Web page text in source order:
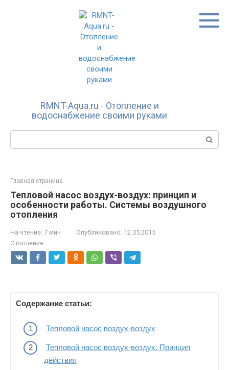
RMNT-Aqua.ru - Отопление и
водоснабжение своими руками
Поиск:
Главная страница
Тепловой насос воздух-воздух: принцип и
особенности работы. Системы воздушного
отопления
На чтение: 7 мин Опубликовано: 12.05.2015
Отопление
Содержание статьи:
Тепловой насос воздух-воздух
Тепловой насос воздух-воздух. Принцип
действия